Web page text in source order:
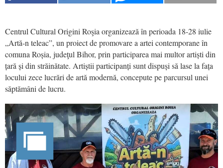
Centrul Cultural Origini Roşia organizează în perioada 18-28 iulie
„Artă-n teleac”, un proiect de promovare a artei contemporane în
comuna Roșia, judeţul Bihor, prin participarea mai multor artiști din
țară și din străinătate. Artiștii participanți sunt dispuși să lase la fața
locului zece lucrări de artă modernă, concepute pe parcursul unei
săptămâni de lucru.